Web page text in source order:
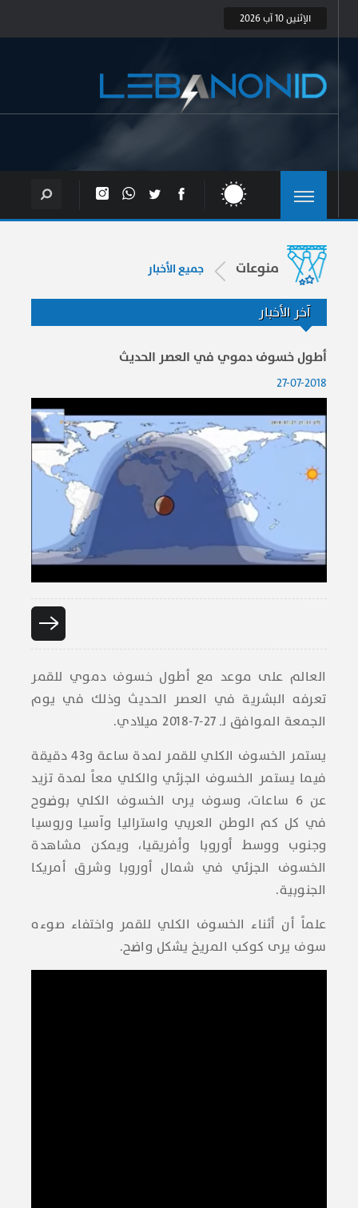
الإثنين 10 آب 2026
منوعات جميع الأخبار
آخر الأخبار
أطول خسوف دموي في العصر الحديث
27-07-2018
العالم على موعد مع أطول خسوف دموي للقمر
تعرفه البشرية في العصر الحديث وذلك في يوم
الجمعة الموافق لـ 27-7-2018 ميلادي.
يستمر الخسوف الكلي للقمر لمدة ساعة و43 دقيقة
فيما يستمر الخسوف الجزئي والكلي معاً لمدة تزيد
عن 6 ساعات، وسوف يرى الخسوف الكلي بوضوح
في كل كم الوطن العربي واستراليا وآسيا وروسيا
وجنوب ووسط أوروبا وأفريقيا، ويمكن مشاهدة
الخسوف الجزئي في شمال أوروبا وشرق أمريكا
الجنوبية.
علماً أن أثناء الخسوف الكلي للقمر واختفاء صوءه
سوف يرى كوكب المريخ يشكل واضح.